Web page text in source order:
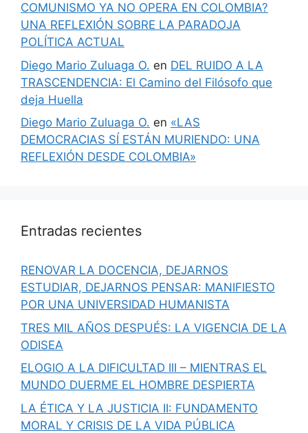
COMUNISMO YA NO OPERA EN COLOMBIA?
UNA REFLEXIÓN SOBRE LA PARADOJA
POLÍTICA ACTUAL
Diego Mario Zuluaga O. en DEL RUIDO A LA
TRASCENDENCIA: El Camino del Filósofo que
deja Huella
Diego Mario Zuluaga O. en «LAS
DEMOCRACIAS SÍ ESTÁN MURIENDO: UNA
REFLEXIÓN DESDE COLOMBIA»
Entradas recientes
RENOVAR LA DOCENCIA, DEJARNOS
ESTUDIAR, DEJARNOS PENSAR: MANIFIESTO
POR UNA UNIVERSIDAD HUMANISTA
TRES MIL AÑOS DESPUÉS: LA VIGENCIA DE LA
ODISEA
ELOGIO A LA DIFICULTAD III – MIENTRAS EL
MUNDO DUERME EL HOMBRE DESPIERTA
LA ÉTICA Y LA JUSTICIA II: FUNDAMENTO
MORAL Y CRISIS DE LA VIDA PÚBLICA